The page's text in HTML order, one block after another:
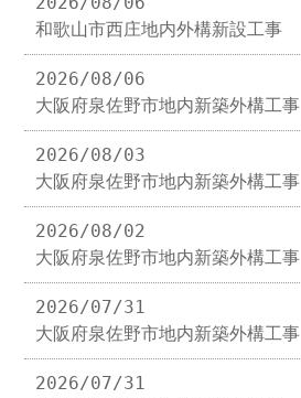
和歌山市西庄地内外構新設工事
2026/08/06
大阪府泉佐野市地内新築外構工事
2026/08/03
大阪府泉佐野市地内新築外構工事
2026/08/02
大阪府泉佐野市地内新築外構工事
2026/07/31
大阪府泉佐野市地内新築外構工事
2026/07/31